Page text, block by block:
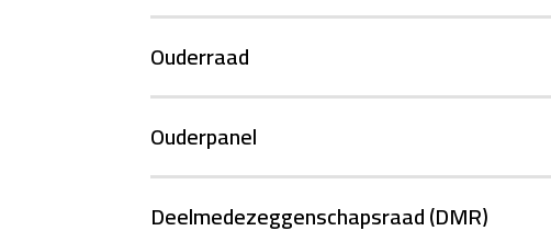
Ouderraad
Ouderpanel
Deelmedezeggenschapsraad (DMR)